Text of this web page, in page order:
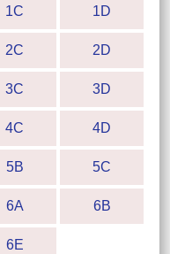
1C 1D
2C 2D
3C 3D
4C 4D
5B 5C
6A 6B
6E